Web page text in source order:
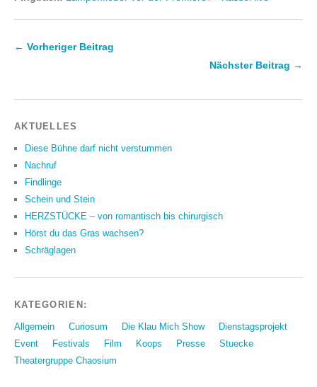
← Vorheriger Beitrag
Nächster Beitrag →
AKTUELLES
Diese Bühne darf nicht verstummen
Nachruf
Findlinge
Schein und Stein
HERZSTÜCKE – von romantisch bis chirurgisch
Hörst du das Gras wachsen?
Schräglagen
KATEGORIEN:
Allgemein Curiosum Die Klau Mich Show
Dienstagsprojekt
Event
Festivals Film Koops Presse
Stuecke
Theatergruppe Chaosium